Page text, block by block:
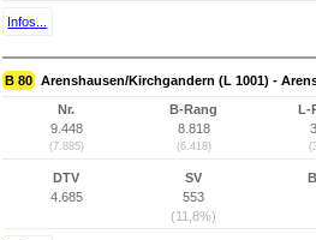
Infos...
B 80 Arenshausen/Kirchgandern (L 1001) -
Nr.
9.448
(7.885)
B-Rang
8.818
(6.418)
L-
DTV
4.685
SV
553
(11,8%)